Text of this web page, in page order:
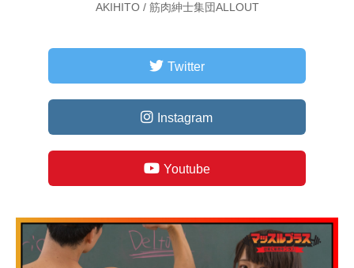
AKIHITO / 筋肉紳士集団ALLOUT
Twitter
Instagram
Youtube